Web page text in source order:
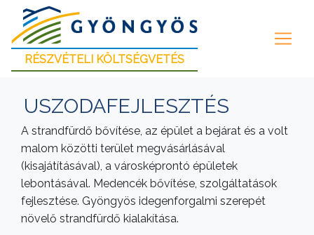
RÉSZVÉTELI KÖLTSÉGVETÉS
USZODAFEJLESZTÉS
A strandfürdő bővítése, az épület a bejárat és a volt
malom közötti terület megvásárlásával
(kisajátításával), a városképrontó épületek
lebontásával. Medencék bővítése, szolgáltatások
fejlesztése. Gyöngyös idegenforgalmi szerepét
növelő strandfürdő kialakítása.